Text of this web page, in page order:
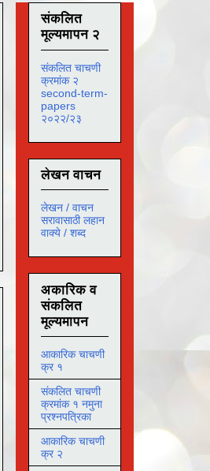
संकलित
मूल्यमापन २
संकलित चाचणी
क्रमांक २
second-term-
papers
२०२२/२३
लेखन वाचन
लेखन / वाचन
सरावासाठी लहान
वाक्ये / शब्द
अकारिक व
संकलित
मूल्यमापन
आकारिक चाचणी
क्र १
संकलित चाचणी
क्रमांक १ नमुना
प्रश्नपत्रिका
आकारिक चाचणी
क्र २